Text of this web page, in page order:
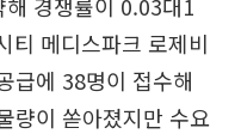
경쟁률이 0.03대1
티 메디스파크 로제비
급에 38명이 접수해
량이 쏟아졌지만 수요